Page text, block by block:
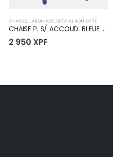
CHAISES, JARDINAGE, SPÉCIAL ROULOTTE
CHAISE P. S/ ACCOUD. BLEUE FONCE
2 950 XPF